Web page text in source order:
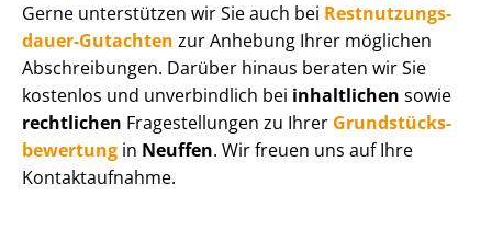
Gerne unterstützen wir Sie auch bei Rest­nut­zungs­
dau­er-Gutachten zur Anhebung Ihrer möglichen
Abschreibungen. Darüber hinaus beraten wir Sie
kostenlos und unverbindlich bei inhaltlichen sowie
rechtlichen Fragestellungen zu Ihrer Grund­stücks­
be­wer­tung in Neuffen. Wir freuen uns auf Ihre
Kontaktaufnahme.